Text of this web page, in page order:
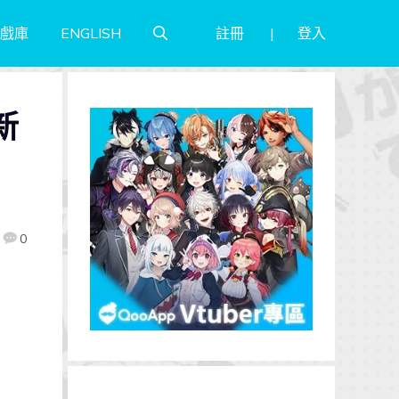
庫 ENGLISH 註冊 登入
0